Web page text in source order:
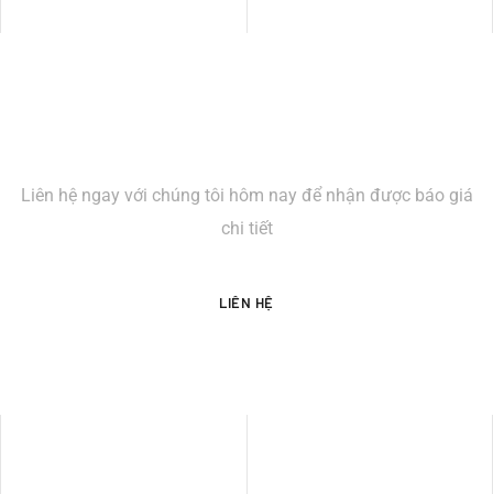
Liên hệ ngay với chúng tôi hôm nay để nhận được báo giá
chi tiết
LIÊN HỆ